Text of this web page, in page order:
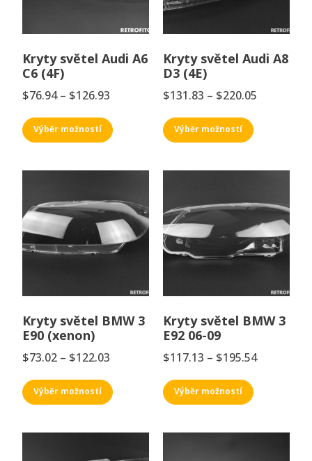
Kryty světel Audi A6
C6 (4F)
$76.94 – $126.93
Výběr možností
Kryty světel Audi A8
D3 (4E)
$131.83 – $220.05
Výběr možností
Kryty světel BMW 3
E90 (xenon)
$73.02 – $122.03
Výběr možností
Kryty světel BMW 3
E92 06-09
$117.13 – $195.54
Výběr možností